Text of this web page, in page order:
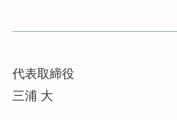
代表取締役
三浦 大